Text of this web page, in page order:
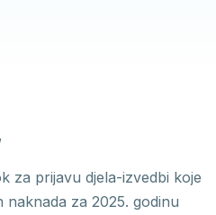
za prijavu djela-izvedbi koje
za 2025. godinu